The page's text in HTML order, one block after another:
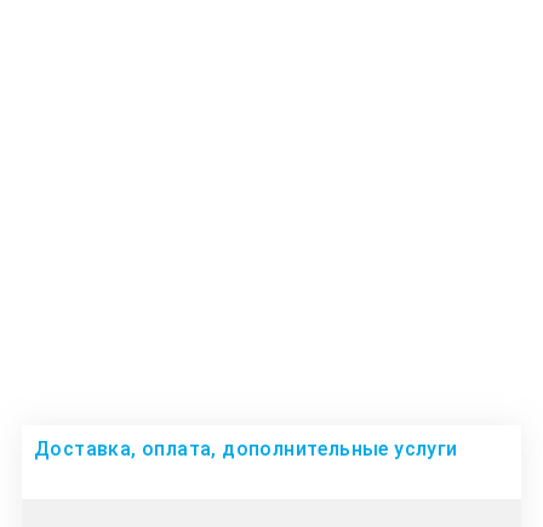
Доставка, оплата, дополнительные услуги